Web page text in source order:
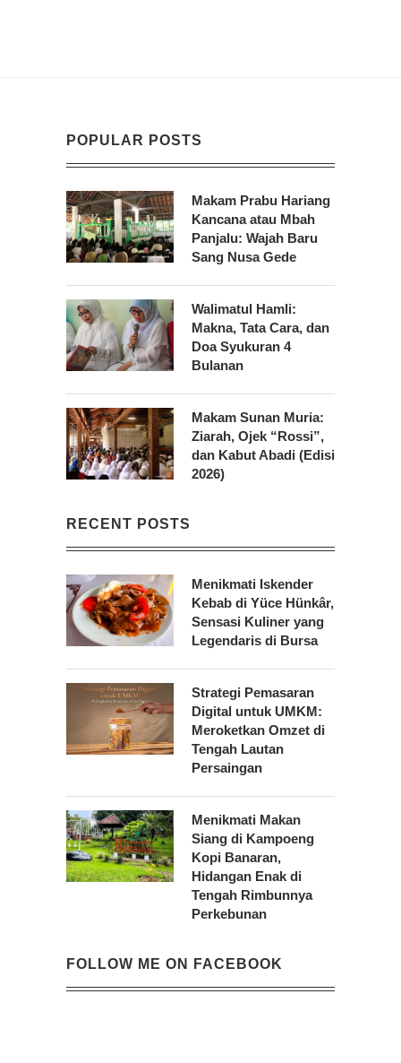
POPULAR POSTS
Makam Prabu Hariang
Kancana atau Mbah
Panjalu: Wajah Baru
Sang Nusa Gede
Walimatul Hamli:
Makna, Tata Cara, dan
Doa Syukuran 4
Bulanan
Makam Sunan Muria:
Ziarah, Ojek “Rossi”,
dan Kabut Abadi (Edisi
2026)
RECENT POSTS
Menikmati Iskender
Kebab di Yüce Hünkâr,
Sensasi Kuliner yang
Legendaris di Bursa
Strategi Pemasaran
Digital untuk UMKM:
Meroketkan Omzet di
Tengah Lautan
Persaingan
Menikmati Makan
Siang di Kampoeng
Kopi Banaran,
Hidangan Enak di
Tengah Rimbunnya
Perkebunan
FOLLOW ME ON FACEBOOK